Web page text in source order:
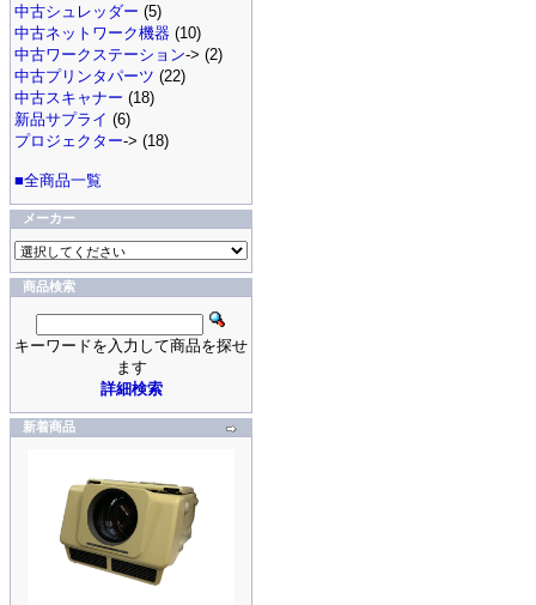
中古シュレッダー (5)
中古ネットワーク機器 (10)
中古ワークステーション-> (2)
中古プリンタパーツ (22)
中古スキャナー (18)
新品サプライ (6)
プロジェクター-> (18)
■全商品一覧
メーカー
商品検索
キーワードを入力して商品を探せ
ます
詳細検索
新着商品